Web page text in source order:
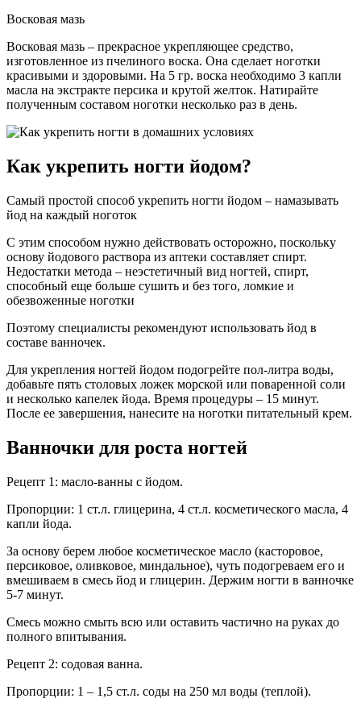
Восковая мазь
Восковая мазь – прекрасное укрепляющее средство,
изготовленное из пчелиного воска. Она сделает ноготки
красивыми и здоровыми. На 5 гр. воска необходимо 3 капли
масла на экстракте персика и крутой желток. Натирайте
полученным составом ноготки несколько раз в день.
Как укрепить ногти йодом?
Самый простой способ укрепить ногти йодом – намазывать
йод на каждый ноготок
С этим способом нужно действовать осторожно, поскольку
основу йодового раствора из аптеки составляет спирт.
Недостатки метода – неэстетичный вид ногтей, спирт,
способный еще больше сушить и без того, ломкие и
обезвоженные ноготки
Поэтому специалисты рекомендуют использовать йод в
составе ванночек.
Для укрепления ногтей йодом подогрейте пол-литра воды,
добавьте пять столовых ложек морской или поваренной соли
и несколько капелек йода. Время процедуры – 15 минут.
После ее завершения, нанесите на ноготки питательный крем.
Ванночки для роста ногтей
Рецепт 1: масло-ванны с йодом.
Пропорции: 1 ст.л. глицерина, 4 ст.л. косметического масла, 4
капли йода.
За основу берем любое косметическое масло (касторовое,
персиковое, оливковое, миндальное), чуть подогреваем его и
вмешиваем в смесь йод и глицерин. Держим ногти в ванночке
5-7 минут.
Смесь можно смыть всю или оставить частично на руках до
полного впитывания.
Рецепт 2: содовая ванна.
Пропорции: 1 – 1,5 ст.л. соды на 250 мл воды (теплой).